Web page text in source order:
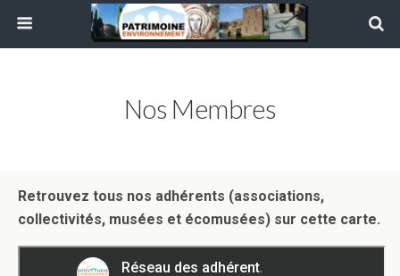
Nos Membres
Retrouvez tous nos adhérents (associations,
collectivités, musées et écomusées) sur cette carte.